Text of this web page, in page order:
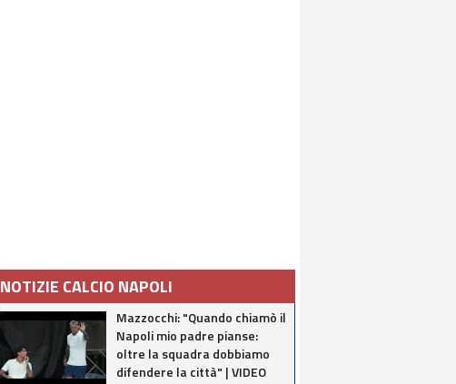
NOTIZIE CALCIO NAPOLI
Mazzocchi: "Quando chiamò il
Napoli mio padre pianse:
oltre la squadra dobbiamo
difendere la città" | VIDEO